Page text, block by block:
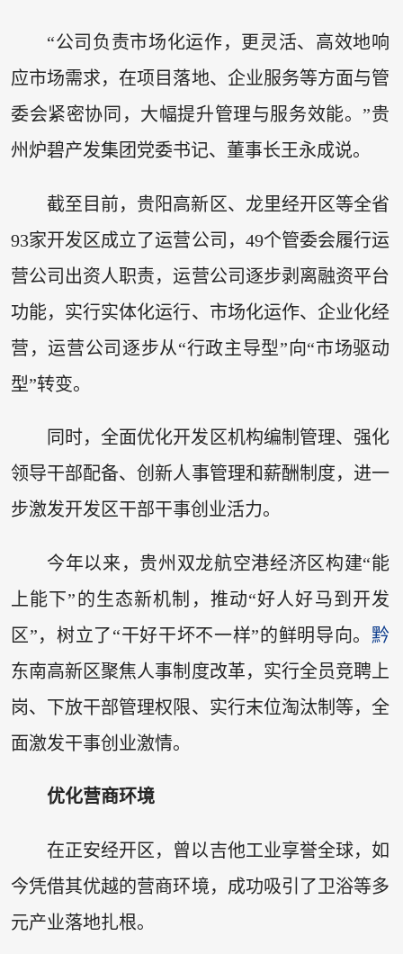
“公司负责市场化运作，更灵活、高效地响
应市场需求，在项目落地、企业服务等方面与管
委会紧密协同，大幅提升管理与服务效能。”贵
州炉碧产发集团党委书记、董事长王永成说。
截至目前，贵阳高新区、龙里经开区等全省
93家开发区成立了运营公司，49个管委会履行运
营公司出资人职责，运营公司逐步剥离融资平台
功能，实行实体化运行、市场化运作、企业化经
营，运营公司逐步从“行政主导型”向“市场驱动
型”转变。
同时，全面优化开发区机构编制管理、强化
领导干部配备、创新人事管理和薪酬制度，进一
步激发开发区干部干事创业活力。
今年以来，贵州双龙航空港经济区构建“能
上能下”的生态新机制，推动“好人好马到开发
区”，树立了“干好干坏不一样”的鲜明导向。 黔
东南高新区聚焦人事制度改革，实行全员竞聘上
岗、下放干部管理权限、实行末位淘汰制等，全
面激发干事创业激情。
优化营商环境
在正安经开区，曾以吉他工业享誉全球，如
今凭借其优越的营商环境，成功吸引了卫浴等多
元产业落地扎根。